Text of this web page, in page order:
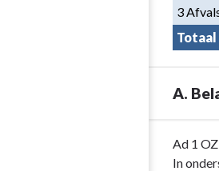
lastendruk
3
Totaal
A.
TerugAd 1
In